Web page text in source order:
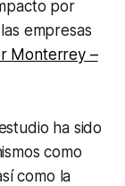
por
empresas
Monterrey –
ha sido
como
como la